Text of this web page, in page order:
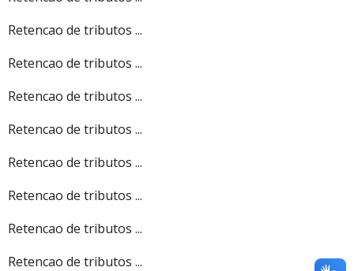
Retencao de tributos ...
Retencao de tributos ...
Retencao de tributos ...
Retencao de tributos ...
Retencao de tributos ...
Retencao de tributos ...
Retencao de tributos ...
Retencao de tributos ...